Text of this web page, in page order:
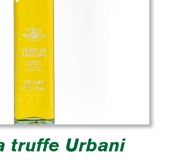
truffe Urbani